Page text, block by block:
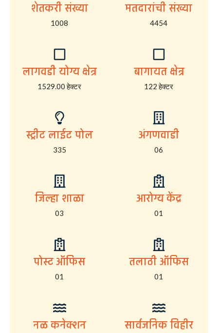
शेतकरी संख्या
1008
मतदारांची संख्या
4454
लागवडी योग्य क्षेत्र
1529.00 हेक्टर
बागायत क्षेत्र
122 हेक्टर
स्ट्रीट लाईट पोल
335
अंगणवाडी
06
जिल्हा शाळा
03
आरोग्य केंद्र
01
पोस्ट ऑफिस
01
तलाठी ऑफिस
01
नळ कनेक्शन सार्वजनिक विहीर